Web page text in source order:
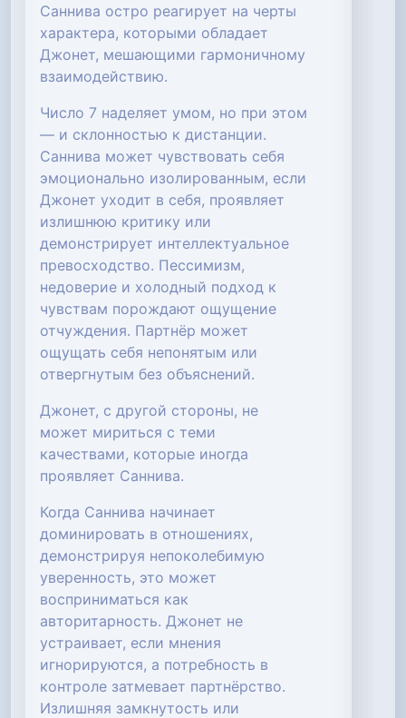
Саннива остро реагирует на черты
характера, которыми обладает
Джонет, мешающими гармоничному
взаимодействию.
Число 7 наделяет умом, но при этом
— и склонностью к дистанции.
Саннива может чувствовать себя
эмоционально изолированным, если
Джонет уходит в себя, проявляет
излишнюю критику или
демонстрирует интеллектуальное
превосходство. Пессимизм,
недоверие и холодный подход к
чувствам порождают ощущение
отчуждения. Партнёр может
ощущать себя непонятым или
отвергнутым без объяснений.
Джонет, с другой стороны, не
может мириться с теми
качествами, которые иногда
проявляет Саннива.
Когда Саннива начинает
доминировать в отношениях,
демонстрируя непоколебимую
уверенность, это может
восприниматься как
авторитарность. Джонет не
устраивает, если мнения
игнорируются, а потребность в
контроле затмевает партнёрство.
Излишняя замкнутость или